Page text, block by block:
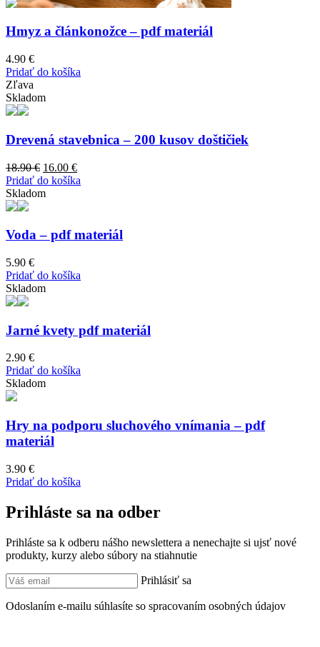
Hmyz a článkonožce – pdf materiál
4.90 €
Pridať do košíka
Zľava
Skladom
Drevená stavebnica – 200 kusov doštičiek
18.90€ Original
price
was:
16.00 €Current
price
Pridať do košíka
Skladom
Voda – pdf materiál
5.90 €
Pridať do košíka
Skladom
Jarné kvety pdf materiál
2.90 €
Pridať do košíka
Skladom
Hry na podporu sluchového vnímania – pdf
materiál
3.90 €
Pridať do košíka
Prihláste sa na odber
Prihláste sa k odberu nášho newslettera a nenechajte si ujsť nové
produkty, kurzy alebo súbory na stiahnutie
Prihlásiť sa
Odoslaním e-mailu súhlasíte so spracovaním osobných údajov